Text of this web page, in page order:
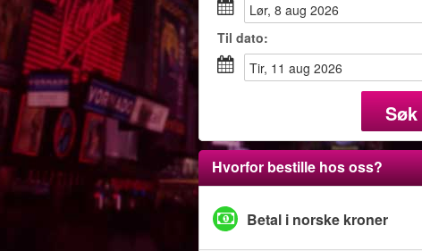
lør, 8 aug 2026
Til dato:
tir, 11 aug 2026
Søk
Hvorfor bestille hos oss?
Betal i norske kroner